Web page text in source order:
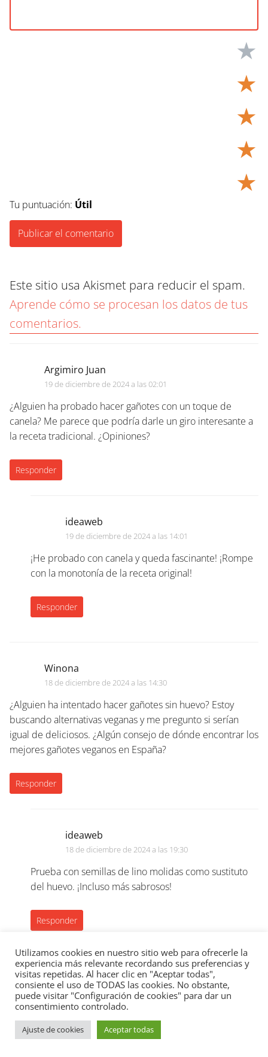
Argimiro Juan
19 de diciembre de 2024 a las 02:01
¿Alguien ha probado hacer gañotes con un toque de
canela? Me parece que podría darle un giro interesante a
la receta tradicional. ¿Opiniones?
Responder
ideaweb
19 de diciembre de 2024 a las 14:01
¡He probado con canela y queda fascinante! ¡Rompe
con la monotonía de la receta original!
Responder
Winona
18 de diciembre de 2024 a las 14:30
¿Alguien ha intentado hacer gañotes sin huevo? Estoy
buscando alternativas veganas y me pregunto si serían
igual de deliciosos. ¿Algún consejo de dónde encontrar los
mejores gañotes veganos en España?
Responder
ideaweb
18 de diciembre de 2024 a las 19:30
Prueba con semillas de lino molidas como sustituto
del huevo. ¡Incluso más sabrosos!
Responder
Aina
16 de diciembre de 2024 a las 19:33
¿Alguien ha intentado hacer gañotes sin usar azúcar? Me
pregunto si un sustituto de azúcar natural podría
★
★
★
★
★
Tu puntuación: Útil
Este sitio usa Akismet para reducir el spam.
Aprende cómo se procesan los datos de tus
comentarios.
Utilizamos cookies en nuestro sitio web para ofrecerle la
experiencia más relevante recordando sus preferencias y
visitas repetidas. Al hacer clic en "Aceptar todas",
consiente el uso de TODAS las cookies. No obstante,
puede visitar "Configuración de cookies" para dar un
consentimiento controlado.
Ajuste de cookies Aceptar todas